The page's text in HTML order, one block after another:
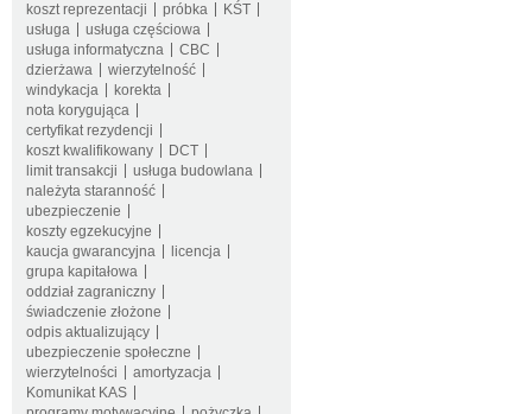
koszt reprezentacji
próbka
KŚT
usługa
usługa częściowa
usługa informatyczna
CBC
dzierżawa
wierzytelność
windykacja
korekta
nota korygująca
certyfikat rezydencji
koszt kwalifikowany
DCT
limit transakcji
usługa budowlana
należyta staranność
ubezpieczenie
koszty egzekucyjne
kaucja gwarancyjna
licencja
grupa kapitałowa
oddział zagraniczny
świadczenie złożone
odpis aktualizujący
ubezpieczenie społeczne
wierzytelności
amortyzacja
Komunikat KAS